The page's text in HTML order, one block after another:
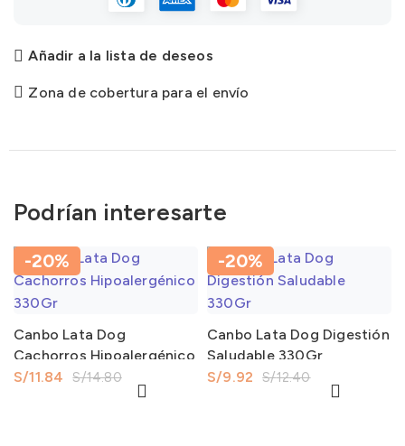
Añadir a la lista de deseos
Zona de cobertura para el envío
Podrían interesarte
-20%
Canbo Lata Dog
Cachorros Hipoalergénico
330Gr
S/14.80
S/11.84
-20%
Canbo Lata Dog Digestión
Saludable 330Gr
S/12.40
S/9.92